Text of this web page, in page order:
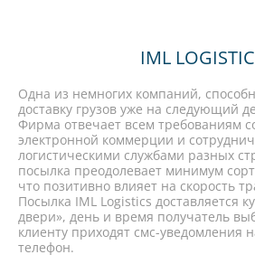
IML
Одна из немногих компаний,
доставку грузов уже на следующий
Фирма отвечает всем требованиям
электронной коммерции и
логистическими службами разных
посылка преодолевает минимум
что позитивно влияет на скорость
Посылка IML Logistics доставляется
двери», день и время получатель
клиенту приходят смс-уведомления
телефон.